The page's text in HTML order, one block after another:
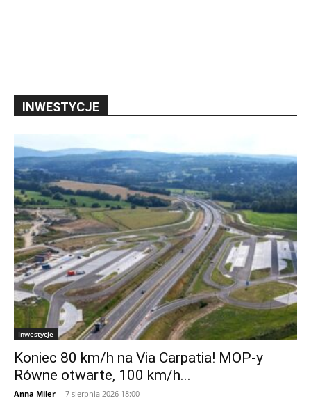
INWESTYCJE
Inwestycje
Koniec 80 km/h na Via Carpatia! MOP-y
Równe otwarte, 100 km/h...
Anna Miler - 7 sierpnia 2026 18:00